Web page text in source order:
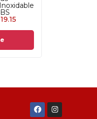
KitchenAid Acero